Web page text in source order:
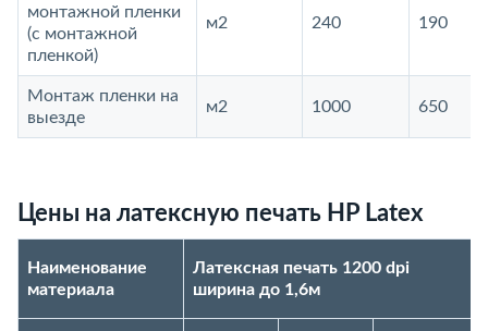
монтажной пленки
(с монтажной
пленкой)
м2 240 190
Монтаж пленки на
выезде
м2 1000 650
Цены на латексную печать HP Latex
Наименование
материала
Латексная печать 1200 dpi
ширина до 1,6м